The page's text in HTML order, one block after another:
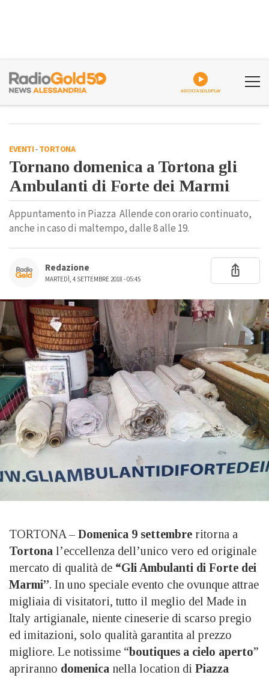
ASCOLTA GOLDPLAY
EVENTI-TORTONA
Tornano domenica a Tortona gli
Ambulanti di Forte dei Marmi
Appuntamento in Piazza Allende con orario continuato,
anche in caso di maltempo, dalle 8 alle 19.
Redazione
MARTEDÌ, 4 SETTEMBRE 2018 - 05:45
TORTONA – Domenica 9 settembre ritorna a
Tortona l’eccellenza dell’unico vero ed originale
mercato di qualità de “Gli Ambulanti di Forte dei
Marmi”. In uno speciale evento che ovunque attrae
migliaia di visitatori, tutto il meglio del Made in
Italy artigianale, niente cineserie di scarso pregio
ed imitazioni, solo qualità garantita al prezzo
migliore. Le notissime “boutiques a cielo aperto”
apriranno domenica nella location di Piazza